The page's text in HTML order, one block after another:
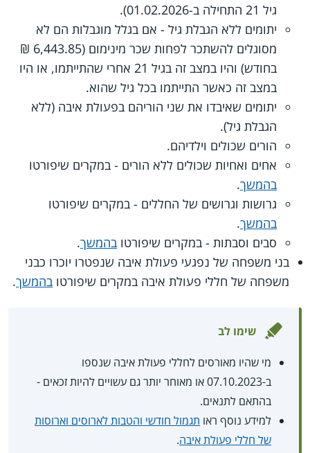
גיל 21 התחילה ב-01.02.2026).
יתומים ללא הגבלת גיל - אם בגלל מוגבלות הם לא
מסוגלים להשתכר לפחות שכר מינימום (6,443.85 ₪
בחודש) והיו במצב זה בגיל 21 אחרי שהתייתמו, או היו
במצב זה כאשר התייתמו בכל גיל שהוא.
יתומים שאיבדו את שני הוריהם בפעולת איבה (ללא
הגבלת גיל).
הורים שכולים וילדיהם.
אחים ואחיות שכולים ללא הורים - במקרים שיפורטו
בהמשך.
גרושות וגרושים של החללים - במקרים שיפורטו
בהמשך.
סבים וסבתות - במקרים שיפורטו בהמשך.
בני משפחה של נפגעי פעולת איבה שנפטרו יוכרו כבני
משפחה של חללי פעולת איבה במקרים שיפורטו בהמשך.
שימו לב
מי שהיו מאורסים לחללי פעולת איבה שנספו
ב-07.10.2023 או מאוחר יותר גם עשויים להיות זכאים -
בהתאם לתנאים.
למידע נוסף ראו תגמול חודשי והטבות לארוסים וארוסות
של חללי פעולת איבה.